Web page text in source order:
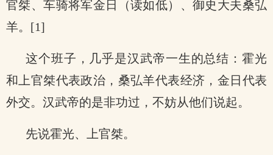
官桀、车骑将军金日（读如低）、御史大夫桑弘
羊。[1]
这个班子，几乎是汉武帝一生的总结：霍光
和上官桀代表政治，桑弘羊代表经济，金日代表
外交。汉武帝的是非功过，不妨从他们说起。
先说霍光、上官桀。